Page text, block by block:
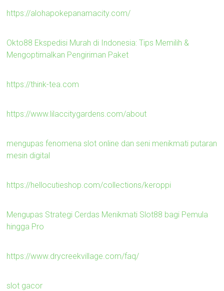
https://alohapokepanamacity.com/
Okto88 Ekspedisi Murah di Indonesia: Tips Memilih &
Mengoptimalkan Pengiriman Paket
https://think-tea.com
https://www.lilaccitygardens.com/about
mengupas fenomena slot online dan seni menikmati putaran
mesin digital
https://hellocutieshop.com/collections/keroppi
Mengupas Strategi Cerdas Menikmati Slot88 bagi Pemula
hingga Pro
https://www.drycreekvillage.com/faq/
slot gacor